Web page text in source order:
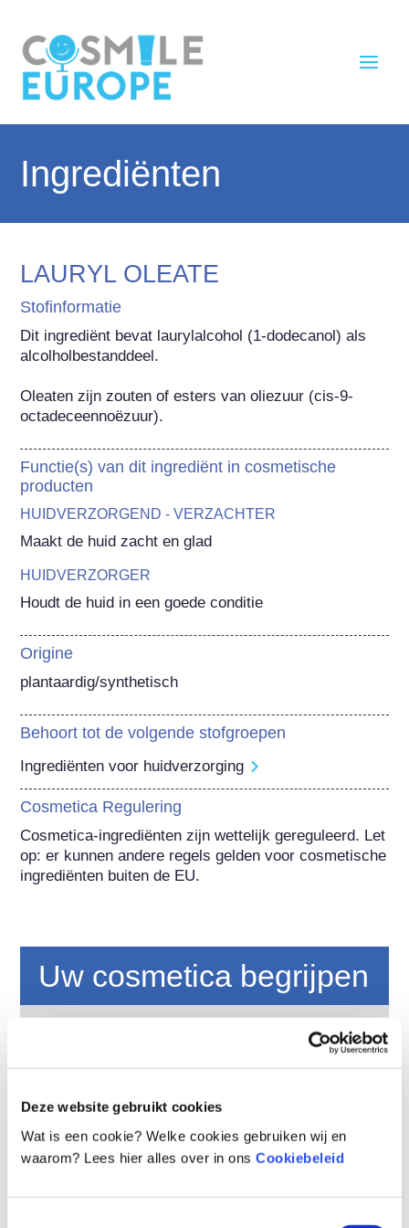
Deze website gebruikt cookies
Wat is een cookie? Welke cookies gebruiken wij en
waarom? Lees hier alles over in ons Cookiebeleid
Ingrediënten
LAURYL OLEATE
Stofinformatie
Dit ingrediënt bevat laurylalcohol (1-dodecanol) als
alcolholbestanddeel.
Oleaten zijn zouten of esters van oliezuur (cis-9-
octadeceennoëzuur).
Functie(s) van dit ingrediënt in cosmetische
producten
HUIDVERZORGEND - VERZACHTER
Maakt de huid zacht en glad
HUIDVERZORGER
Houdt de huid in een goede conditie
Origine
plantaardig/synthetisch
Behoort tot de volgende stofgroepen
Ingrediënten voor huidverzorging
Cosmetica Regulering
Cosmetica-ingrediënten zijn wettelijk gereguleerd. Let
op: er kunnen andere regels gelden voor cosmetische
ingrediënten buiten de EU.
Uw cosmetica begrijpen
Hoe worden cosmetica in Europa veilig
Strenge wetten zorgen ervoor dat cosmetica
Europese Unie worden verkocht veilig zijn
voor gebruik. Bedrijven, nationale en
Europese regelgevende instanties delen de
producten veilig te houden.
lees meer
Wat moet ik weten over